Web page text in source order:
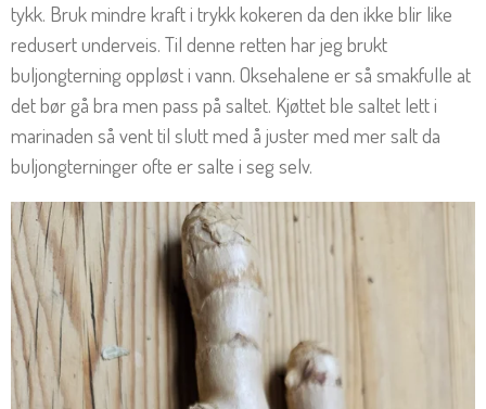
tykk. Bruk mindre kraft i trykk kokeren da den ikke blir like
redusert underveis. Til denne retten har jeg brukt
buljongterning oppløst i vann. Oksehalene er så smakfulle at
det bør gå bra men pass på saltet. Kjøttet ble saltet lett i
marinaden så vent til slutt med å juster med mer salt da
buljongterninger ofte er salte i seg selv.